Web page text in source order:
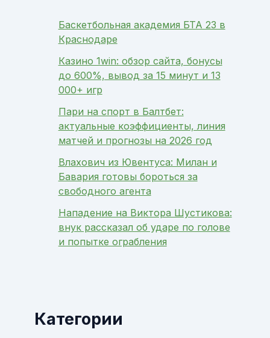
Баскетбольная академия БТА 23 в
Краснодаре
Казино 1win: обзор сайта, бонусы
до 600%, вывод за 15 минут и 13
000+ игр
Пари на спорт в Балтбет:
актуальные коэффициенты, линия
матчей и прогнозы на 2026 год
Влахович из Ювентуса: Милан и
Бавария готовы бороться за
свободного агента
Нападение на Виктора Шустикова:
внук рассказал об ударе по голове
и попытке ограбления
Категории